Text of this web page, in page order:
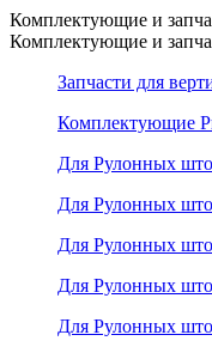
Комплектующие и
Комплектующие и
Запчасти для
Комплектующие
Для Рулонных
Для Рулонных
Для Рулонных
Для Рулонных
Для Рулонных